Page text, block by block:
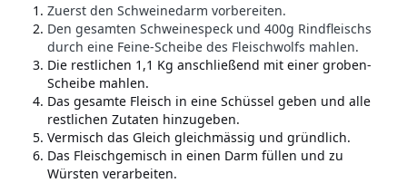
Zuerst den Schweinedarm vorbereiten.
Den gesamten Schweinespeck und 400g Rindfleischs
durch eine Feine-Scheibe des Fleischwolfs mahlen.
Die restlichen 1,1 Kg anschließend mit einer groben-
Scheibe mahlen.
Das gesamte Fleisch in eine Schüssel geben und alle
restlichen Zutaten hinzugeben.
Vermisch das Gleich gleichmässig und gründlich.
Das Fleischgemisch in einen Darm füllen und zu
Würsten verarbeiten.